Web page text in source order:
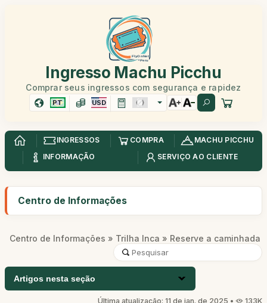
Ingresso Machu Picchu
Comprar seus ingressos com segurança e rapidez
PT USD
INGRESSOS COMPRA
MACHU PICCHU
INFORMAÇÃO
SERVIÇO AO CLIENTE
Centro de Informações
Centro de Informações » Trilha Inca » Reserve a caminhada
Artigos nesta seção
Última atualização: 11 de jan. de 2025 • 133K